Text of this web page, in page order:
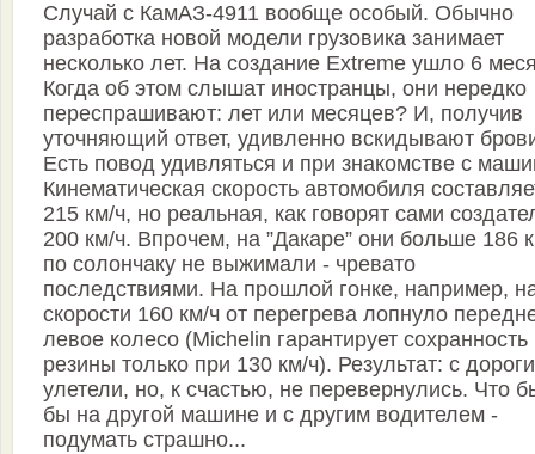
Случай с КамАЗ-4911 вообще особый. Обычно
разработка новой модели грузовика занимает
несколько лет. На создание Extreme ушло 6
Когда об этом слышат иностранцы, они нередко
переспрашивают: лет или месяцев? И, получив
уточняющий ответ, удивленно вскидывают
Есть повод удивляться и при знакомстве с
Кинематическая скорость автомобиля
215 км/ч, но реальная, как говорят сами
200 км/ч. Впрочем, на ”Дакаре” они больше 186
по солончаку не выжимали - чревато
последствиями. На прошлой гонке, например,
скорости 160 км/ч от перегрева лопнуло
левое колесо (Michelin гарантирует сохранность
резины только при 130 км/ч). Результат: с дороги
улетели, но, к счастью, не перевернулись. Что
бы на другой машине и с другим водителем -
подумать страшно...